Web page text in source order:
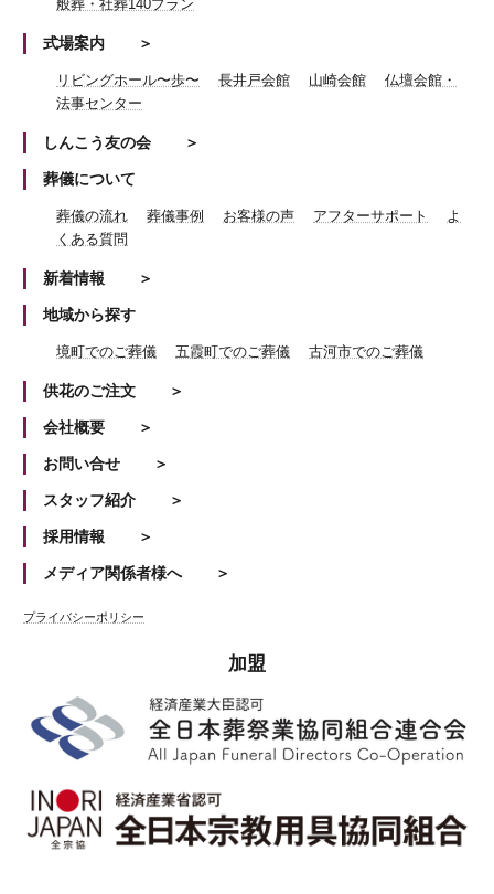
般葬・社葬140プラン
式場案内
リビングホール〜歩〜 長井戸会館 山崎会館
仏壇会館・
法事センター
しんこう友の会
葬儀について
葬儀の流れ 葬儀事例 お客様の声 アフターサポート
よ
くある質問
新着情報
地域から探す
境町でのご葬儀 五霞町でのご葬儀 古河市でのご葬儀
供花のご注文
会社概要
お問い合せ
スタッフ紹介
採用情報
メディア関係者様へ
プライバシーポリシー
加盟